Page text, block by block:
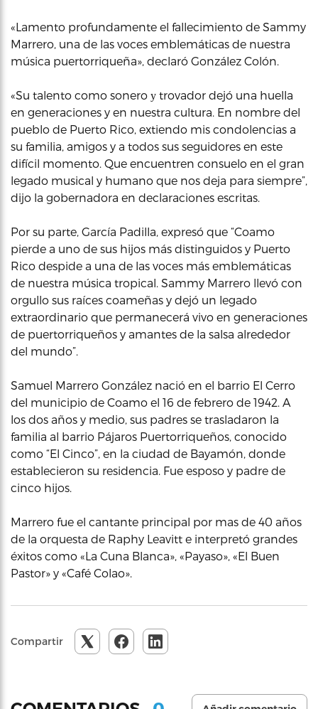
«Lamento profundamente el fallecimiento de Sammy
Marrero, una de las voces emblemáticas de nuestra
música puertorriqueña», declaró González Colón.
«Su talento como sonero у trovador dejó una huella
en generaciones y en nuestra cultura. En nombre del
pueblo de Puerto Rico, extiendo mis condolencias a
su familia, amigos y a todos sus seguidores en este
difícil momento. Que encuentren consuelo en el gran
legado musical y humano que nos deja para siempre”,
dijo la gobernadora en declaraciones escritas.
Por su parte, García Padilla, expresó que “Coamo
pierde a uno de sus hijos más distinguidos y Puerto
Rico despide a una de las voces más emblemáticas
de nuestra música tropical. Sammy Marrero llevó con
orgullo sus raíces coameñas y dejó un legado
extraordinario que permanecerá vivo en generaciones
de puertorriqueños y amantes de la salsa alrededor
del mundo”.
Samuel Marrero González nació en el barrio El Cerro
del municipio de Coamo el 16 de febrero de 1942. A
los dos años y medio, sus padres se trasladaron la
familia al barrio Pájaros Puertorriqueños, conocido
como “El Cinco”, en la ciudad de Bayamón, donde
establecieron su residencia. Fue esposo y padre de
cinco hijos.
Marrero fue el cantante principal por mas de 40 años
de la orquesta de Raphy Leavitt e interpretó grandes
éxitos como «La Cuna Blanca», «Payaso», «El Buen
Pastor» y «Café Colao».
Compartir